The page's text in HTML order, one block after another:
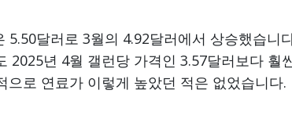
달러로 3월의 4.92달러에서 상승했습니
2025년 4월 갤런당 가격인 3.57달러보다 훨
로 연료가 이렇게 높았던 적은 없었습니다.